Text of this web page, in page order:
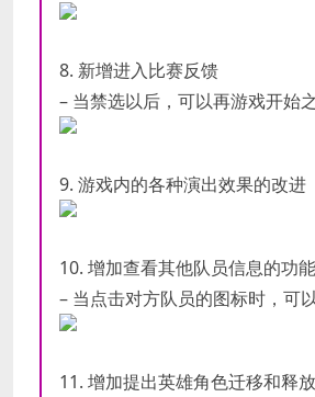
8. 新增进入比赛反馈
– 当禁选以后，可以再游戏开始
9. 游戏内的各种演出效果的改进
10. 增加查看其他队员信息的功能
– 当点击对方队员的图标时，可
11. 增加提出英雄角色迁移和释